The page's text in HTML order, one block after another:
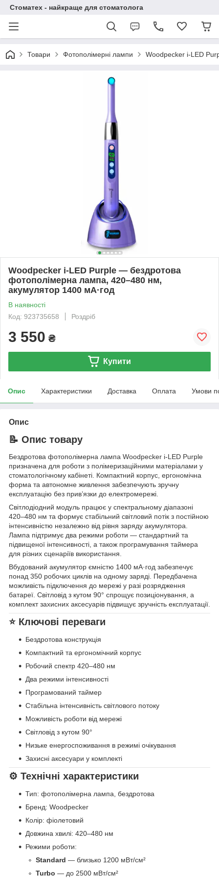
Стоматех - найкраще для стоматолога
Товари Фотополімерні лампи Woodpecker i-LED
Woodpecker i-LED Purple — бездротова
фотополімерна лампа, 420–480 нм,
акумулятор 1400 мА·год
В наявності
Код: 923735658
Роздріб
3 550 ₴
Купити
Опис Характеристики Доставка Оплата Умови
Опис
📝 Опис товару
Бездротова фотополімерна лампа Woodpecker i-LED Purple
призначена для роботи з полімеризаційними матеріалами у
стоматологічному кабінеті. Компактний корпус, ергономічна
форма та автономне живлення забезпечують зручну
експлуатацію без прив’язки до електромережі.
Світлодіодний модуль працює у спектральному діапазоні
420–480 нм та формує стабільний світловий потік з постійною
інтенсивністю незалежно від рівня заряду акумулятора.
Лампа підтримує два режими роботи — стандартний та
підвищеної інтенсивності, а також програмування таймера
для різних сценаріїв використання.
Вбудований акумулятор ємністю 1400 мА·год забезпечує
понад 350 робочих циклів на одному заряді. Передбачена
можливість підключення до мережі у разі розрядження
батареї. Світловід з кутом 90° спрощує позиціонування, а
комплект захисних аксесуарів підвищує зручність експлуатації.
⭐ Ключові переваги
Бездротова конструкція
Компактний та ергономічний корпус
Робочий спектр 420–480 нм
Два режими інтенсивності
Програмований таймер
Стабільна інтенсивність світлового потоку
Можливість роботи від мережі
Світловід з кутом 90°
Низьке енергоспоживання в режимі очікування
Захисні аксесуари у комплекті
⚙️ Технічні характеристики
Тип: фотополімерна лампа, бездротова
Бренд: Woodpecker
Колір: фіолетовий
Довжина хвилі: 420–480 нм
Режими роботи:
Standard — близько 1200 мВт/см²
Turbo — до 2500 мВт/см²